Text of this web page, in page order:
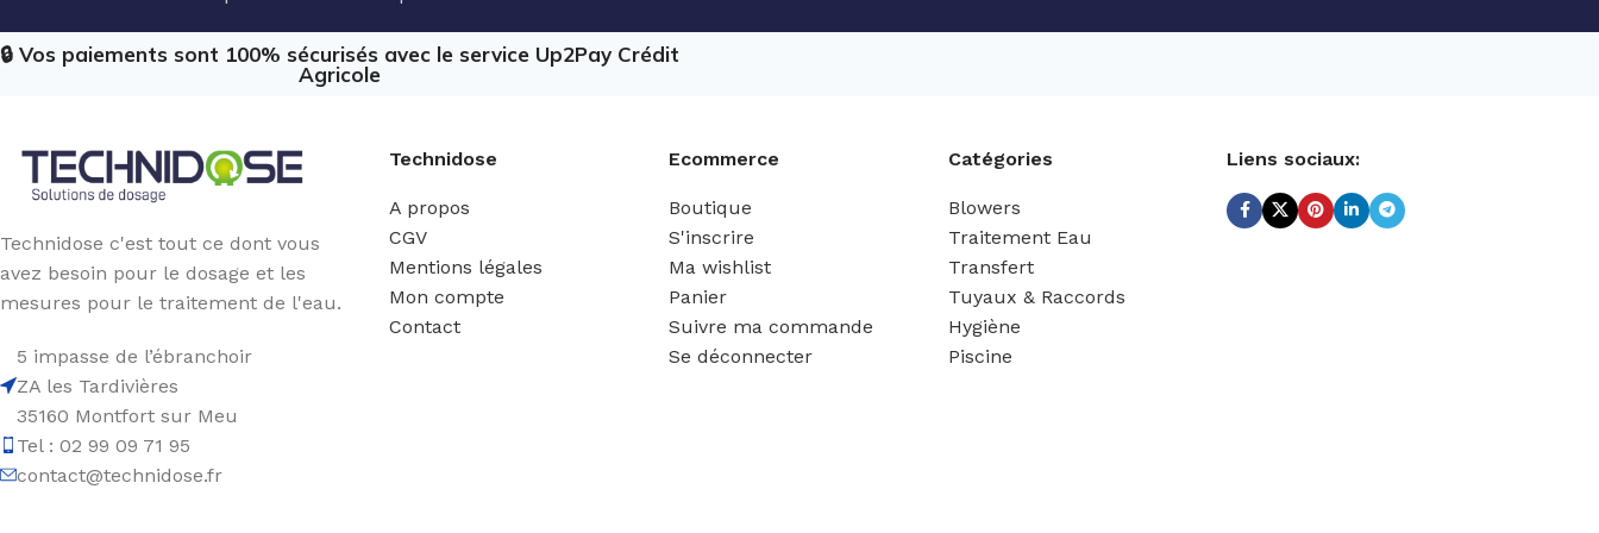
🔒 Vos paiements sont 100% sécurisés avec le service Up2Pay Crédit
Agricole
Technidose c'est tout ce dont vous
avez besoin pour le dosage et les
mesures pour le traitement de l'eau.
5 impasse de l’ébranchoir
ZA les Tardivières
35160 Montfort sur Meu
Tel : 02 99 09 71 95
contact@technidose.fr
Technidose
A propos
CGV
Mentions légales
Mon compte
Contact
Ecommerce
Boutique
S'inscrire
Ma wishlist
Panier
Suivre ma commande
Se déconnecter
Catégories
Blowers
Traitement Eau
Transfert
Tuyaux & Raccords
Hygiène
Piscine
Liens sociaux: